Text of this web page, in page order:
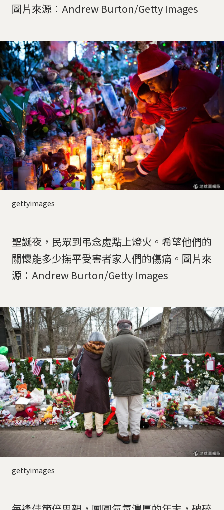
圖片來源：Andrew Burton/Getty Images
gettyimages
聖誕夜，民眾到弔念處點上燈火。希望他們的
關懷能多少撫平受害者家人們的傷痛。圖片來
源：Andrew Burton/Getty Images
gettyimages